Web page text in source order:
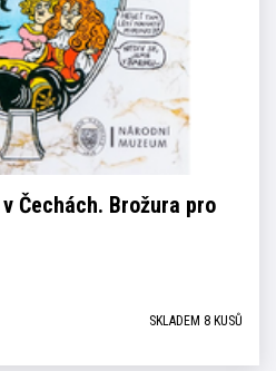
Čechách. Brožura pro
SKLADEM 8 KUSŮ